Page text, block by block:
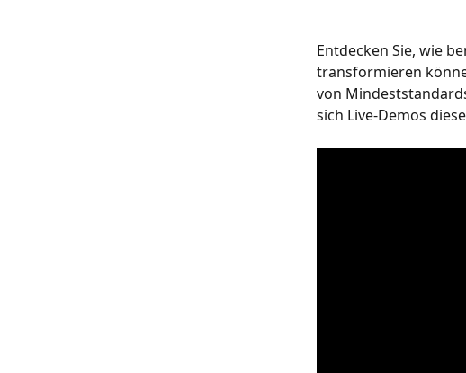
Entdecken Sie, wie
transformieren
von
sich Live-Demos